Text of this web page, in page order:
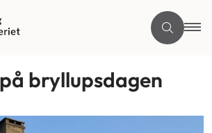
bryllupsdagen